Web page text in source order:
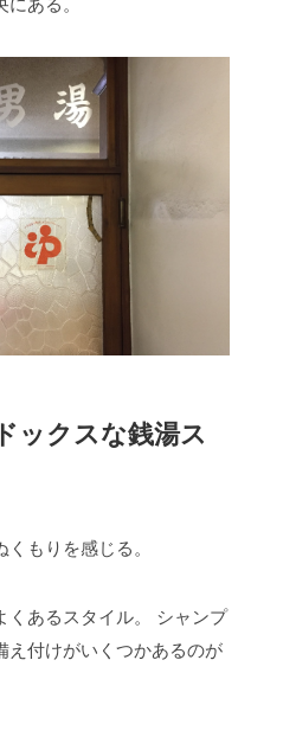
ある。
ックスな銭湯ス
もりを感じる。
あるスタイル。
シャンプ
え付けがいくつかあるのが